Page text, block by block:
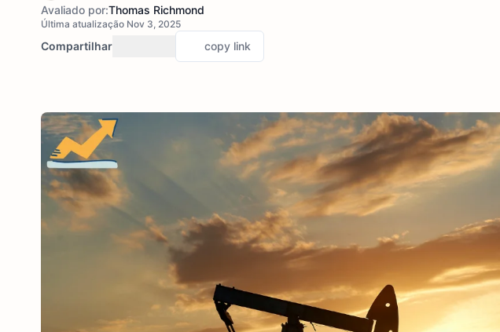
Avaliado por:Thomas Richmond
Última atualização Nov 3, 2025
Compartilhar copy link